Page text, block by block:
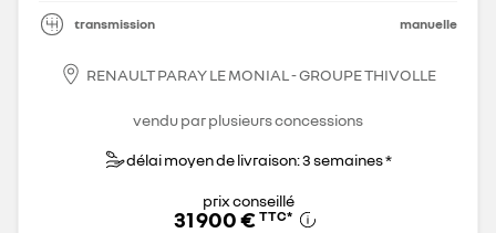
transmission manuelle
RENAULT PARAY LE MONIAL - GROUPE THIVOLLE
vendu par plusieurs concessions
délai moyen de livraison: 3 semaines *
prix conseillé
31 900 € TTC*